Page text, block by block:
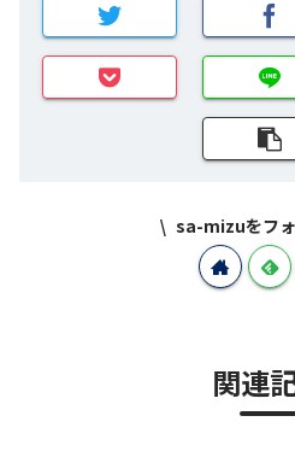
sa-mizuをフ
関連